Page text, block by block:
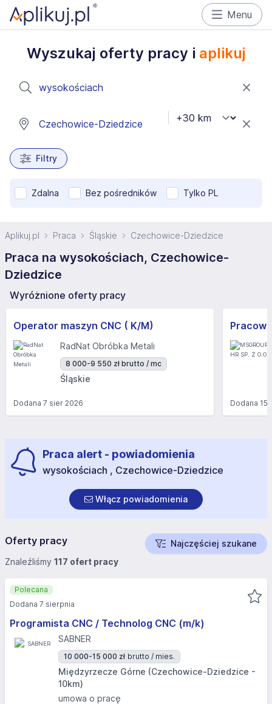
Menu
Wyszukaj oferty pracy i aplikuj
Filtry
Zdalna Bez pośredników Tylko PL
Aplikuj.pl Praca Śląskie Czechowice-Dziedzice
Praca na wysokościach, Czechowice-
Dziedzice
Wyróżnione oferty pracy
Operator maszyn CNC ( K/M)
RadNat Obróbka Metali
8 000-9 550 zł brutto / mc
Śląskie
Dodana 7 sier 2026 Dodana 15
Praca alert - powiadomienia
wysokościach , Czechowice-Dziedzice
Włącz powiadomienia
Oferty pracy
Najczęściej szukane
Znaleźliśmy 117 ofert pracy
Programista CNC / Technolog CNC (m/k)
SABNER
10 000-15 000 zł brutto / mies.
Międzyrzecze Górne (Czechowice-Dziedzice -
10km)
umowa o pracę
Polecana
Dodana 7 sierpnia